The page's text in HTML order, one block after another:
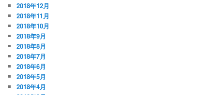
2018年12月
2018年11月
2018年10月
2018年9月
2018年8月
2018年7月
2018年6月
2018年5月
2018年4月